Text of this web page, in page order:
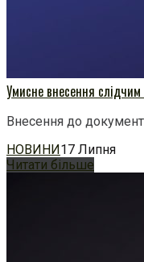
Умисне внесення
Внесення до
НОВИНИ 17 Липня
Читати більше